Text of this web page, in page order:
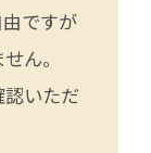
ですが
ん。
いただ